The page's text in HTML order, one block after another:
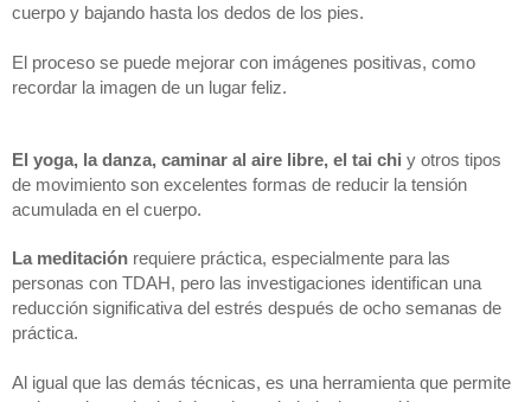
cuerpo y bajando hasta los dedos de los pies.
El proceso se puede mejorar con imágenes positivas, como
recordar la imagen de un lugar feliz.
El yoga, la danza, caminar al aire libre, el tai chi y otros tipos
de movimiento son excelentes formas de reducir la tensión
acumulada en el cuerpo.
La meditación requiere práctica, especialmente para las
personas con TDAH, pero las investigaciones identifican una
reducción significativa del estrés después de ocho semanas de
práctica.
Al igual que las demás técnicas, es una herramienta que permite